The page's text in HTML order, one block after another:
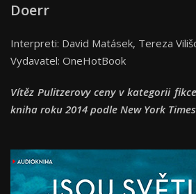
Doerr
Interpreti: David Matásek, Tereza
Vydavatel: OneHotBook
Vítěz Pulitzerovy ceny v kategorii
kniha roku 2014 podle New York